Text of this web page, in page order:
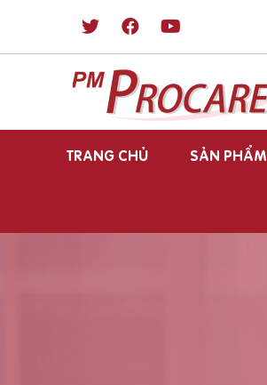
TRANG CHỦ SẢN PHẨM